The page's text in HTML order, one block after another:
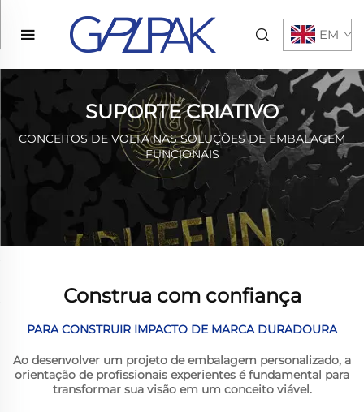
EM
SUPORTE CRIATIVO
CONCEITOS DE VOLTA NAS SOLUÇÕES DE EMBALAGEM
FUNCIONAIS
Construa com confiança
PARA CONSTRUIR IMPACTO DE MARCA DURADOURA
Ao desenvolver um projeto de embalagem personalizado, a
orientação de profissionais experientes é fundamental para
transformar sua visão em um conceito viável.